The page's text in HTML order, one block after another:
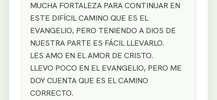
MUCHA FORTALEZA PARA CONTINUAR EN
ESTE DIFÍCIL CAMINO QUE ES EL
EVANGELIO, PERO TENIENDO A DIOS DE
NUESTRA PARTE ES FÁCIL LLEVARLO.
LES AMO EN EL AMOR DE CRISTO.
LLEVO POCO EN EL EVANGELIO, PERO ME
DOY CUENTA QUE ES EL CAMINO
CORRECTO.